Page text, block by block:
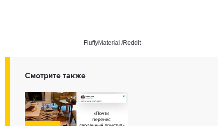
FluffyMaterial /Reddit
Смотрите также